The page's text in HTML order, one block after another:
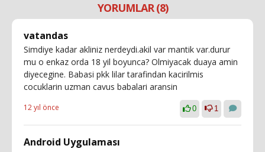
YORUMLAR (8)
vatandas
Simdiye kadar akliniz nerdeydi.akil var mantik var.durur
mu o enkaz orda 18 yil boyunca? Olmiyacak duaya amin
diyecegine. Babasi pkk lilar tarafindan kacirilmis
cocuklarin uzman cavus babalari aransin
12 yıl önce 0 1
Android Uygulaması